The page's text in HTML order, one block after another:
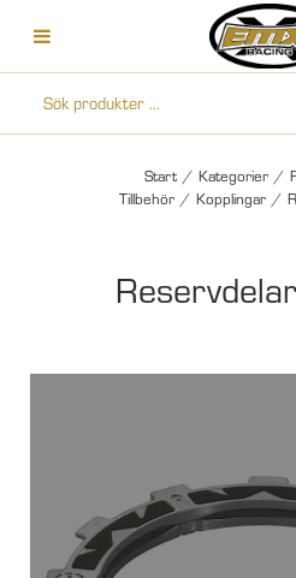
Start / Kategorier /
Tillbehör / Kopplingar /